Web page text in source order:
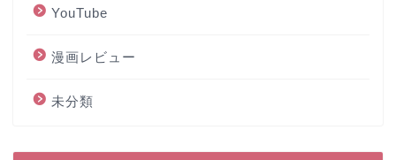
YouTube
漫画レビュー
未分類